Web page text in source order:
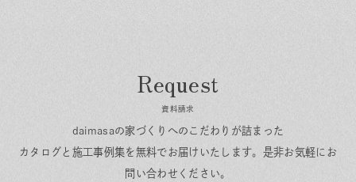
資料請求
daimasaの家づくりへのこだわりが詰まった
カタログと施工事例集を無料でお届けいたします。 是非お気軽にお
問い合わせください。